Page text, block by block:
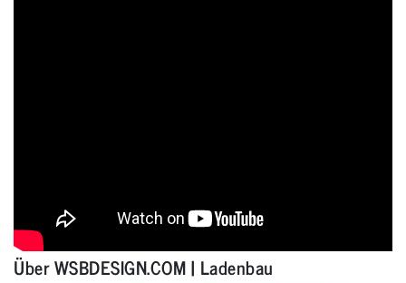
Über WSBDESIGN.COM | Ladenbau